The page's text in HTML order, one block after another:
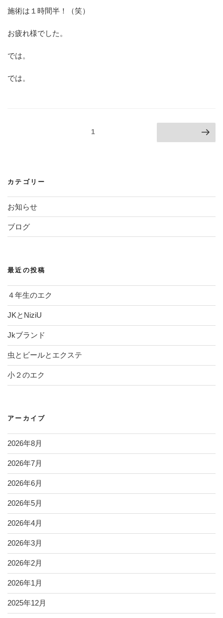
施術は１時間半！（笑）
お疲れ様でした。
では。
では。
ペ
ー
ジ
送
1 次のページ
カテゴリー
お知らせ
ブログ
最近の投稿
４年生のエク
JKとNiziU
Jkブランド
虫とビールとエクステ
小２のエク
アーカイブ
2026年8月
2026年7月
2026年6月
2026年5月
2026年4月
2026年3月
2026年2月
2026年1月
2025年12月